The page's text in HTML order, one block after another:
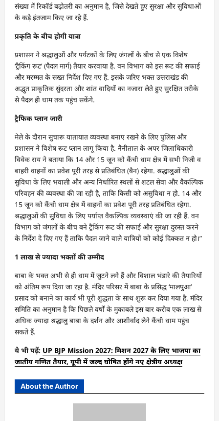
संख्या में रिकॉर्ड बढ़ोतरी का अनुमान है, जिसे देखते हुए सुरक्षा और सुविधाओं
के कड़े इंतजाम किए जा रहे हैं.
प्रकृति के बीच होगी यात्रा
प्रशासन ने श्रद्धालुओं और पर्यटकों के लिए जंगलों के बीच से एक विशेष
‘ट्रैकिंग रूट’ (पैदल मार्ग) तैयार करवाया है. वन विभाग को इस रूट की सफाई
और मरम्मत के सख्त निर्देश दिए गए हैं. इसके जरिए भक्त उत्तराखंड की
अद्भुत प्राकृतिक सुंदरता और शांत वादियों का नजारा लेते हुए सुरक्षित तरीके
से पैदल ही धाम तक पहुंच सकेंगे.
ट्रैफिक प्लान जारी
मेले के दौरान सुचारू यातायात व्यवस्था बनाए रखने के लिए पुलिस और
प्रशासन ने विशेष रूट प्लान लागू किया है. नैनीताल के अपर जिलाधिकारी
विवेक राय ने बताया कि 14 और 15 जून को कैंची धाम क्षेत्र में सभी निजी व
बाहरी वाहनों का प्रवेश पूरी तरह से प्रतिबंधित (बैन) रहेगा. श्रद्धालुओं की
सुविधा के लिए भवाली और अन्य निर्धारित स्थलों से शटल सेवा और वैकल्पिक
परिवहन की व्यवस्था की जा रही है, ताकि किसी को असुविधा न हो. 14 और
15 जून को कैंची धाम क्षेत्र में वाहनों का प्रवेश पूरी तरह प्रतिबंधित रहेगा.
श्रद्धालुओं की सुविधा के लिए पर्याप्त वैकल्पिक व्यवस्थाएं की जा रही हैं. वन
विभाग को जंगलों के बीच बने ट्रैकिंग रूट की सफाई और सुरक्षा दुरुस्त करने
के निर्देश दे दिए गए हैं ताकि पैदल जाने वाले यात्रियों को कोई दिक्कत न हो।”
1 लाख से ज्यादा भक्तों की उम्मीद
बाबा के भक्त अभी से ही धाम में जुटने लगे हैं और विशाल भंडारे की तैयारियों
को अंतिम रूप दिया जा रहा है. मंदिर परिसर में बाबा के प्रसिद्ध ‘मालपुआ’
प्रसाद को बनाने का कार्य भी पूरी शुद्धता के साथ शुरू कर दिया गया है. मंदिर
समिति का अनुमान है कि पिछले वर्षों के मुकाबले इस बार करीब एक लाख से
अधिक ज्यादा श्रद्धालु बाबा के दर्शन और आशीर्वाद लेने कैंची धाम पहुंच
सकते हैं.
ये भी पढ़ें: UP BJP Mission 2027: मिशन 2027 के लिए भाजपा का
जातीय गणित तैयार, यूपी में जल्द घोषित होंगे नए क्षेत्रीय अध्यक्ष
About the Author